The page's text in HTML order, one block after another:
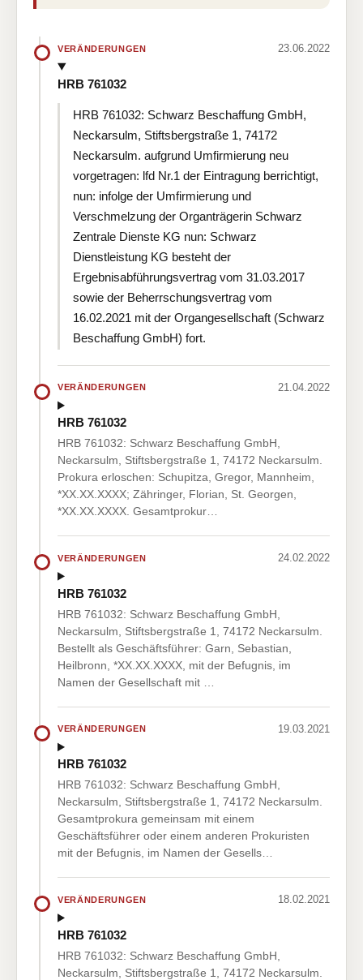
VERÄNDERUNGEN 23.06.2022
HRB 761032
HRB 761032: Schwarz Beschaffung GmbH,
Neckarsulm, Stiftsbergstraße 1, 74172
Neckarsulm. aufgrund Umfirmierung neu
vorgetragen: lfd Nr.1 der Eintragung berrichtigt,
nun: infolge der Umfirmierung und
Verschmelzung der Organträgerin Schwarz
Zentrale Dienste KG nun: Schwarz
Dienstleistung KG besteht der
Ergebnisabführungsvertrag vom 31.03.2017
sowie der Beherrschungsvertrag vom
16.02.2021 mit der Organgesellschaft (Schwarz
Beschaffung GmbH) fort.
VERÄNDERUNGEN 21.04.2022
HRB 761032
HRB 761032: Schwarz Beschaffung GmbH,
Neckarsulm, Stiftsbergstraße 1, 74172 Neckarsulm.
Prokura erloschen: Schupitza, Gregor, Mannheim,
*XX.XX.XXXX; Zähringer, Florian, St. Georgen,
*XX.XX.XXXX. Gesamtprokur…
VERÄNDERUNGEN 24.02.2022
HRB 761032
HRB 761032: Schwarz Beschaffung GmbH,
Neckarsulm, Stiftsbergstraße 1, 74172 Neckarsulm.
Bestellt als Geschäftsführer: Garn, Sebastian,
Heilbronn, *XX.XX.XXXX, mit der Befugnis, im
Namen der Gesellschaft mit …
VERÄNDERUNGEN 19.03.2021
HRB 761032
HRB 761032: Schwarz Beschaffung GmbH,
Neckarsulm, Stiftsbergstraße 1, 74172 Neckarsulm.
Gesamtprokura gemeinsam mit einem
Geschäftsführer oder einem anderen Prokuristen
mit der Befugnis, im Namen der Gesells…
VERÄNDERUNGEN 18.02.2021
HRB 761032
HRB 761032: Schwarz Beschaffung GmbH,
Neckarsulm, Stiftsbergstraße 1, 74172 Neckarsulm.